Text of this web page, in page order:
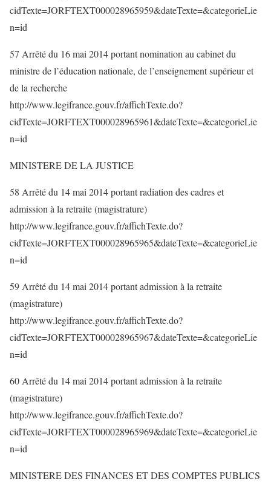
cidTexte=JORFTEXT000028965959&dateTexte=&categorieLie
n=id
57 Arrêté du 16 mai 2014 portant nomination au cabinet du
ministre de l’éducation nationale, de l’enseignement supérieur et
de la recherche
http://www.legifrance.gouv.fr/affichTexte.do?
cidTexte=JORFTEXT000028965961&dateTexte=&categorieLie
n=id
MINISTERE DE LA JUSTICE
58 Arrêté du 14 mai 2014 portant radiation des cadres et
admission à la retraite (magistrature)
http://www.legifrance.gouv.fr/affichTexte.do?
cidTexte=JORFTEXT000028965965&dateTexte=&categorieLie
n=id
59 Arrêté du 14 mai 2014 portant admission à la retraite
(magistrature)
http://www.legifrance.gouv.fr/affichTexte.do?
cidTexte=JORFTEXT000028965967&dateTexte=&categorieLie
n=id
60 Arrêté du 14 mai 2014 portant admission à la retraite
(magistrature)
http://www.legifrance.gouv.fr/affichTexte.do?
cidTexte=JORFTEXT000028965969&dateTexte=&categorieLie
n=id
MINISTERE DES FINANCES ET DES COMPTES PUBLICS